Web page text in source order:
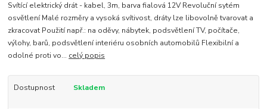
Svítící elektrický drát - kabel, 3m, barva fialová 12V Revoluční sytém
osvětlení Malé rozměry a vysoká svítivost, dráty lze libovolně tvarovat a
zkracovat Použití např.: na oděvy, nábytek, podsvětlení TV, počítače,
výlohy, barů, podsvětlení interiéru osobních automobilů Flexibilní a
odolné proti vo... celý popis
Dostupnost Skladem